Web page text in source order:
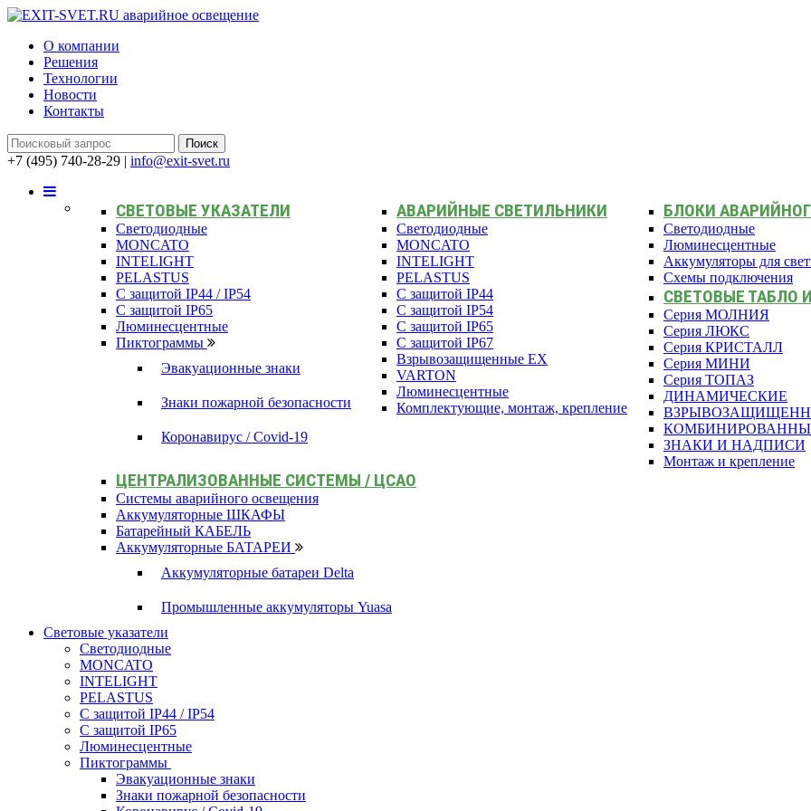
О компании
Решения
Технологии
Новости
Контакты
+7 (495) 740-28-29 | info@exit-svet.ru
СВЕТОВЫЕ УКАЗАТЕЛИ
Светодиодные
MONCATO
INTELIGHT
PELASTUS
С защитой IP44 / IP54
С защитой IP65
Люминесцентные
Пиктограммы
Эвакуационные знаки
Знаки пожарной безопасности
Коронавирус / Covid-19
АВАРИЙНЫЕ СВЕТИЛЬНИКИ
Светодиодные
MONCATO
INTELIGHT
PELASTUS
С защитой IP44
С защитой IP54
С защитой IP65
С защитой IP67
Взрывозащищенные EX
VARTON
Люминесцентные
Комплектующие, монтаж, крепление
БЛОКИ
Светодиодные
Люминесцентные
Аккумуляторы для
Схемы подключения
СВЕТОВЫЕ ТАБЛО
Серия МОЛНИЯ
Серия ЛЮКС
Серия КРИСТАЛЛ
Серия МИНИ
Серия ТОПАЗ
ДИНАМИЧЕСКИЕ
ЗНАКИ И НАДПИСИ
Монтаж и крепление
ЦЕНТРАЛИЗОВАННЫЕ СИСТЕМЫ / ЦСАО
Системы аварийного освещения
Аккумуляторные ШКАФЫ
Батарейный КАБЕЛЬ
Аккумуляторные БАТАРЕИ
Аккумуляторные батареи Delta
Промышленные аккумуляторы Yuasa
Световые указатели
Светодиодные
MONCATO
INTELIGHT
PELASTUS
С защитой IP44 / IP54
С защитой IP65
Люминесцентные
Пиктограммы
Эвакуационные знаки
Знаки пожарной безопасности